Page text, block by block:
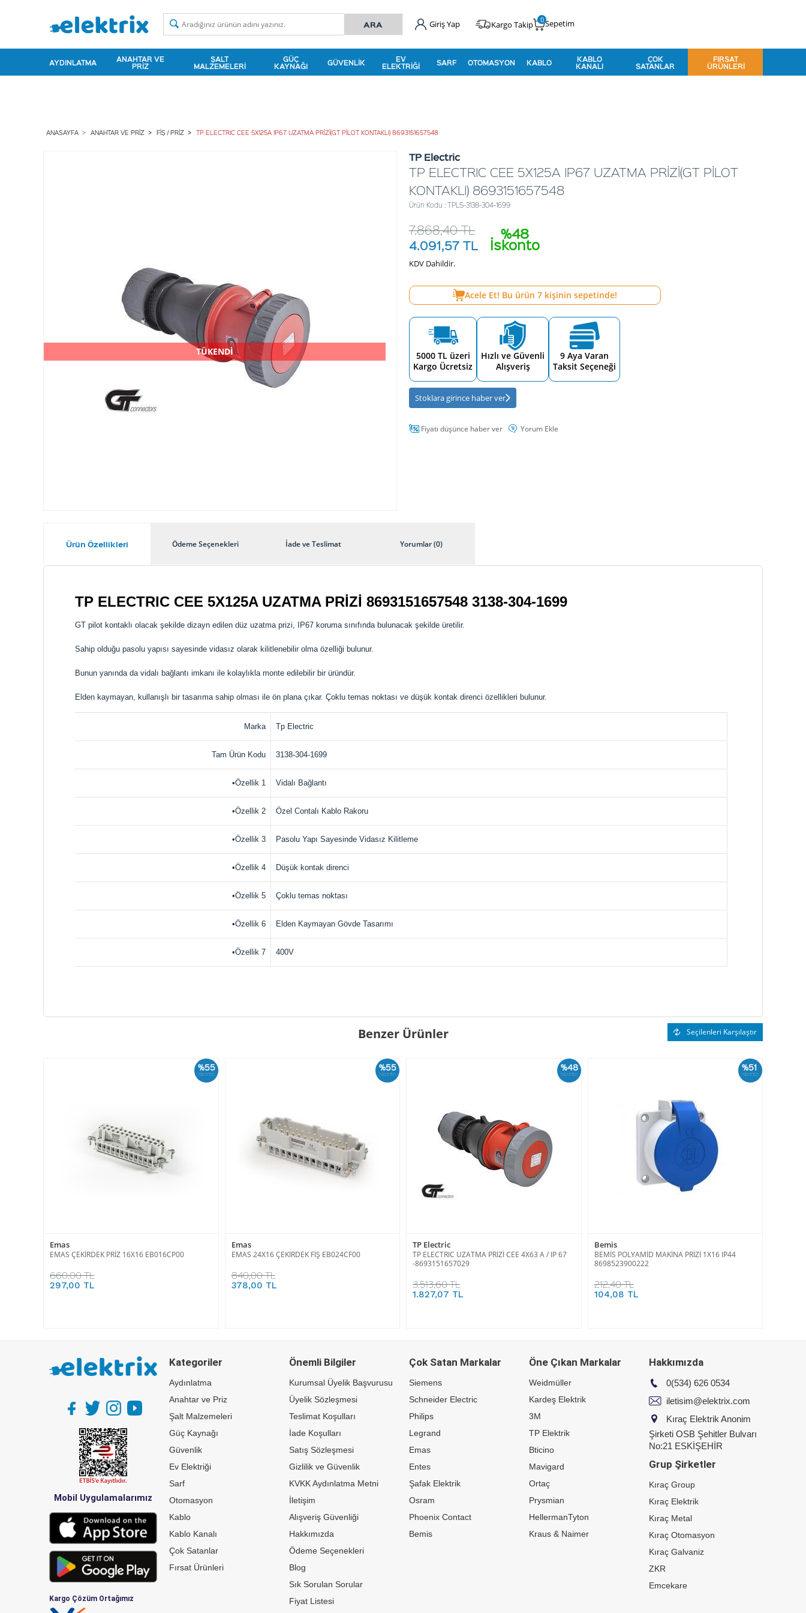
Giriş Yap Kargo Takip Sepetim
0
AYDINLATMA ANAHTAR VE
PRIZ
ŞALT
MALZEMELERI
GÜÇ
KAYNAĞI GÜVENLIK EV
ELEKTRIĞI SARF OTOMASYON KABLO KABLO
KANALI
ÇOK
SATANLAR
FIRSAT
ÜRÜNLERI
ANASAYFA ANAHTAR VE PRIZ FIŞ / PRIZ TP ELECTRIC CEE 5X125A IP67 UZATMA PRİZİ(GT PİLOT KONTAKLI) 8693151657548
TÜKENDİ
TP Electric
TP ELECTRIC CEE 5X125A IP67 UZATMA PRİZİ(GT PİLOT
KONTAKLI) 8693151657548
Ürün Kodu : TPLS-3138-304-1699
%48
İskonto
7.868,40TL
4.091,57 TL
KDV Dahildir.
Acele Et! Bu ürün 7kişinin sepetinde!
5000 TL üzeri
Kargo Ücretsiz
Hızlı ve Güvenli
Alışveriş
9 Aya Varan
Taksit Seçeneği
Stoklara girince haber ver
Fiyatı düşünce haber ver Yorum Ekle
Ürün Özellikleri Ödeme Seçenekleri İade ve Teslimat Yorumlar (0)
TP ELECTRIC CEE 5X125A UZATMA PRİZİ 8693151657548 3138-304-1699
GT pilot kontaklı olacak şekilde dizayn edilen düz uzatma prizi, IP67 koruma sınıfında bulunacak şekilde üretilir.
Sahip olduğu pasolu yapısı sayesinde vidasız olarak kilitlenebilir olma özelliği bulunur.
Bunun yanında da vidalı bağlantı imkanı ile kolaylıkla monte edilebilir bir üründür.
Elden kaymayan, kullanışlı bir tasarıma sahip olması ile ön plana çıkar. Çoklu temas noktası ve düşük kontak direnci özellikleri bulunur.
Marka Tp Electric
Tam Ürün Kodu 3138-304-1699
•Özellik 1 Vidalı Bağlantı
•Özellik 2 Özel Contalı Kablo Rakoru
•Özellik 3 Pasolu Yapı Sayesinde Vidasız Kilitleme
•Özellik 4 Düşük kontak direnci
•Özellik 5 Çoklu temas noktası
•Özellik 6 Elden Kaymayan Gövde Tasarımı
•Özellik 7 400V
Benzer Ürünler Seçilenleri Karşılaştır
%55
İskonto
Emas
EMAS ÇEKİRDEK PRİZ 16X16 EB016CP00
660,00 TL
297,00 TL
%55
İskonto
Emas
EMAS 24X16 ÇEKİRDEK FİŞ EB024CF00
840,00 TL
378,00 TL
%48
İskonto
TP Electric
TP ELECTRIC UZATMA PRİZİ CEE 4X63 A / IP 67
-8693151657029
3.513,60 TL
1.827,07 TL
%51
İskonto
Bemis
BEMİS POLYAMİD MAKİNA PRİZİ 1X16 IP44
8698523900222
212,40 TL
104,08 TL
Mobil Uygulamalarımız
Kargo Çözüm Ortağımız
Kategoriler
Aydınlatma
Anahtar ve Priz
Şalt Malzemeleri
Güç Kaynağı
Güvenlik
Ev Elektriği
Sarf
Otomasyon
Kablo
Kablo Kanalı
Çok Satanlar
Fırsat Ürünleri
Önemli Bilgiler
Kurumsal Üyelik Başvurusu
Üyelik Sözleşmesi
Teslimat Koşulları
İade Koşulları
Satış Sözleşmesi
Gizlilik ve Güvenlik
KVKK Aydınlatma Metni
İletişim
Alışveriş Güvenliği
Hakkımızda
Ödeme Seçenekleri
Blog
Sık Sorulan Sorular
Fiyat Listesi
Çok Satan Markalar
Siemens
Schneider Electric
Philips
Legrand
Emas
Entes
Şafak Elektrik
Osram
Phoenix Contact
Bemis
Öne Çıkan Markalar
Weidmüller
Kardeş Elektrik
3M
TP Elektrik
Bticino
Mavigard
Ortaç
Prysmian
HellermanTyton
Kraus & Naimer
Hakkımızda
0(534) 626 0534
iletisim@elektrix.com
Kıraç Elektrik Anonim
Şirketi OSB Şehitler Bulvarı
No:21 ESKİŞEHİR
Grup Şirketler
Kıraç Group
Kıraç Elektrik
Kıraç Metal
Kıraç Otomasyon
Kıraç Galvaniz
ZKR
Emcekare